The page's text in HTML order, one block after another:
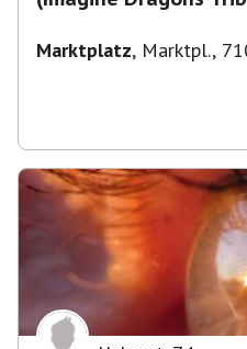
Marktplatz, Marktpl.,